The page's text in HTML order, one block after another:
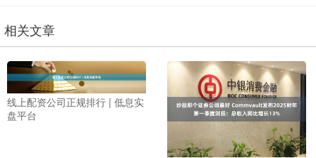
相关文章
线上配资公司正规排行 | 低息实
盘平台